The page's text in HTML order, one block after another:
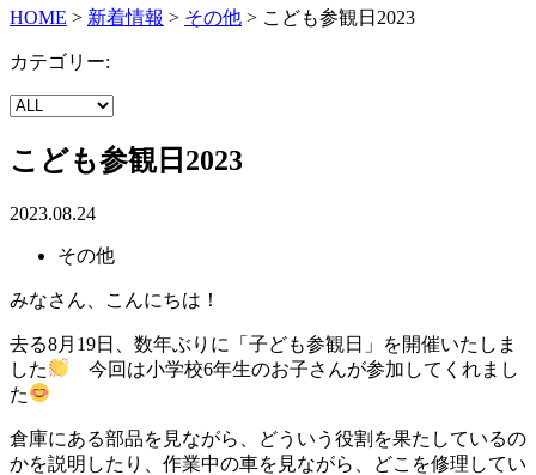
HOME > 新着情報 > その他 > こども参観日2023
カテゴリー:
こども参観日2023
2023.08.24
その他
みなさん、こんにちは！
去る8月19日、数年ぶりに「子ども参観日」を開催いたしま
した
今回は小学校6年生のお子さんが参加してくれまし
た
倉庫にある部品を見ながら、どういう役割を果たしているの
かを説明したり、作業中の車を見ながら、どこを修理してい